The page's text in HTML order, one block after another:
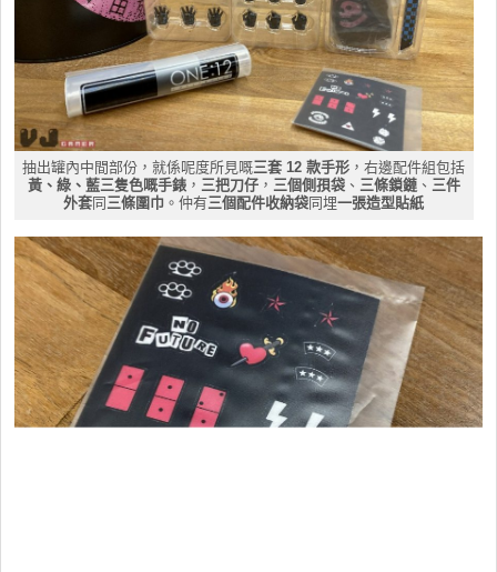
抽出罐內中間部份，就係呢度所見嘅三套 12 款手形 ，右邊配件組包括
黃、綠、藍三隻色嘅手錶， 三把刀仔， 三個側孭袋、 三條鎖鏈、 三件
外套同 三條圍巾 。仲有三個配件收納袋同埋一張造型貼紙